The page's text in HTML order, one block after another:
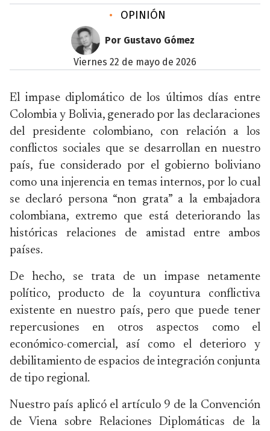
• OPINIÓN
Por Gustavo Gómez
viernes 22 de mayo de 2026
El impase diplomático de los últimos días entre
Colombia y Bolivia, generado por las declaraciones
del presidente colombiano, con relación a los
conflictos sociales que se desarrollan en nuestro
país, fue considerado por el gobierno boliviano
como una injerencia en temas internos, por lo cual
se declaró persona “non grata” a la embajadora
colombiana, extremo que está deteriorando las
históricas relaciones de amistad entre ambos
países.
De hecho, se trata de un impase netamente
político, producto de la coyuntura conflictiva
existente en nuestro país, pero que puede tener
repercusiones en otros aspectos como el
económico-comercial, así como el deterioro y
debilitamiento de espacios de integración conjunta
de tipo regional.
Nuestro país aplicó el artículo 9 de la Convención
de Viena sobre Relaciones Diplomáticas de la